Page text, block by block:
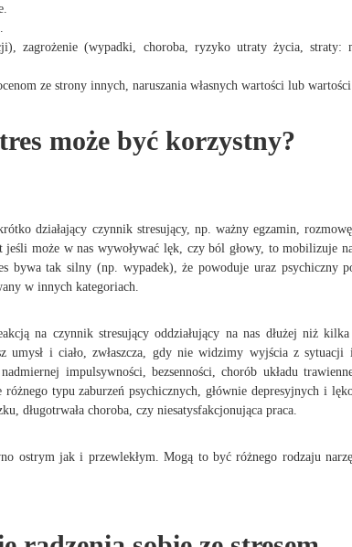
zagrożenie (wypadki, choroba, ryzyko utraty życia, straty:
ze strony innych, naruszania własnych wartości lub
może być korzystny?
działający czynnik stresujący, np. ważny egzamin,
może w nas wywoływać lęk, czy ból głowy, to mobilizuje
bywa tak silny (np. wypadek), że powoduje uraz psychiczny
w innych kategoriach.
na czynnik stresujący oddziałujący na nas dłużej niż
umysł i ciało, zwłaszcza, gdy nie widzimy wyjścia z
impulsywności, bezsenności, chorób układu
typu zaburzeń psychicznych, głównie depresyjnych i
długotrwała choroba, czy niesatysfakcjonująca praca.
ostrym jak i przewlekłym. Mogą to być różnego rodzaju